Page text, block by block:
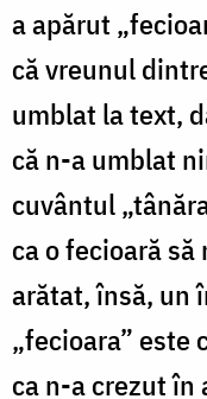
a apărut
că vreunul
umblat la text,
că n-a umblat
cuvântul
ca o fecioară
arătat, însă, un
„fecioara” este
ca n-a crezut în